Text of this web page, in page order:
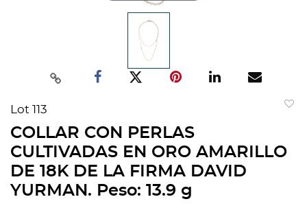
Lot 113
COLLAR CON PERLAS
CULTIVADAS EN ORO AMARILLO
DE 18K DE LA FIRMA DAVID
YURMAN. Peso: 13.9 g